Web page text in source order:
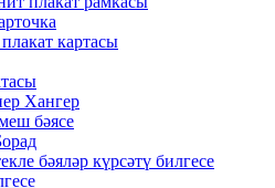
картасы
Хангер
бәясе
бәяләр күрсәтү билгесе